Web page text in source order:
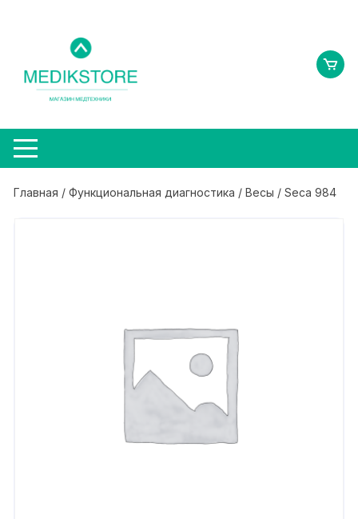
содержимому
Главная /Функциональная диагностика /Весы / Seca 984